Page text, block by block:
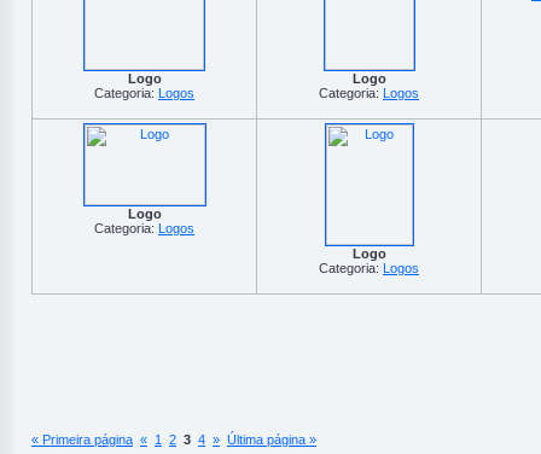
Logo
Categoria: Logos
Logo
Categoria: Logos
Logo
Categoria: Logos
Logo
Categoria: Logos
« Primeira página « 1 2 3 4 » Última página »